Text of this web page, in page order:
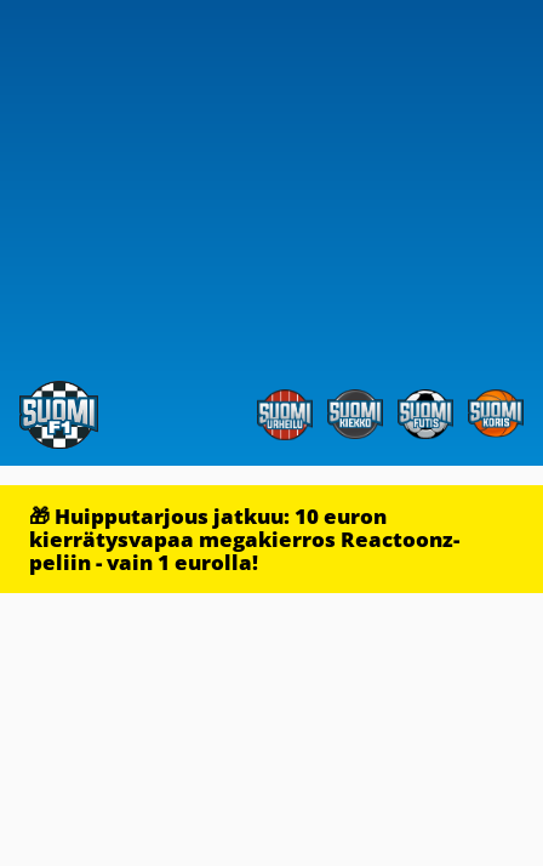
🎁 Huipputarjous jatkuu: 10 euron
kierrätysvapaa megakierros Reactoonz-
peliin - vain 1 eurolla!